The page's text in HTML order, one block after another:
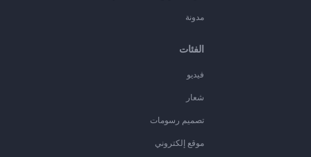
مدونة
الفئات
فيديو
شعار
تصميم رسومات
موقع إلكتروني